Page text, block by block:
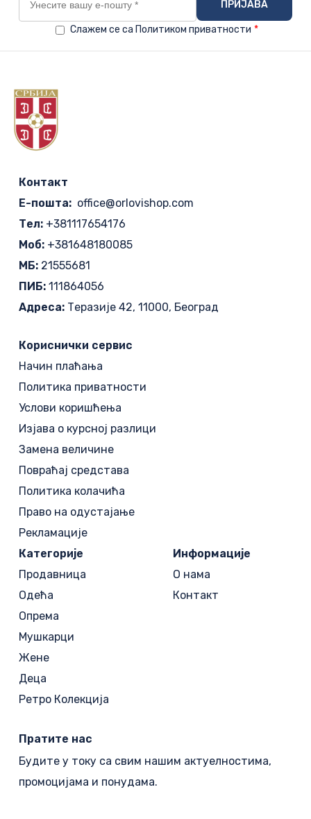
Слажем се са Политиком приватности *
Контакт
Е-пошта: office@orlovishop.com
Тел: +381117654176
Моб: +381648180085
МБ:21555681
ПИБ:111864056
Адреса:Теразије 42, 11000, Београд
Кориснички сервис
Начин плаћања
Политика приватности
Услови коришћења
Изјава о курсној разлици
Замена величине
Повраћај средстава
Политика колачића
Право на одустајање
Рекламације
Категорије
Продавница
Одећа
Опрема
Мушкарци
Жене
Деца
Ретро Колекција
Информације
О нама
Контакт
Пратите нас
Будите у току са свим нашим актуелностима,
промоцијама и понудама.